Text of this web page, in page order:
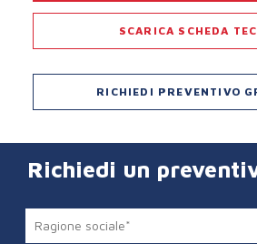
SCARICA SCHEDA
RICHIEDI PREVENTIVO
Richiedi un